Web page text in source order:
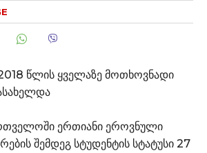
წლის ყველაზე მოთხოვნადი
ერთიანი ეროვნული
შემდეგ სტუდენტის სტატუსი 27